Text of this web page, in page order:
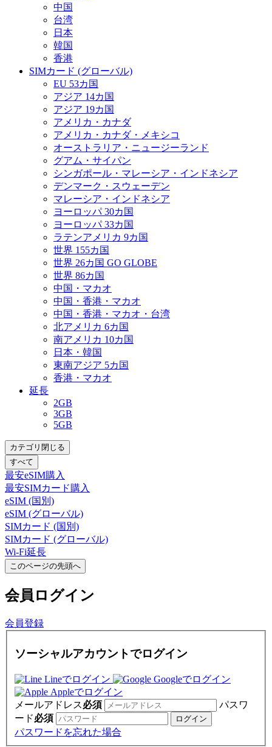
中国
台湾
日本
韓国
香港
SIMカード (グローバル)
EU 53カ国
アジア 14カ国
アジア 19カ国
アメリカ・カナダ
アメリカ・カナダ・メキシコ
オーストラリア・ニュージーランド
グアム・サイパン
シンガポール・マレーシア・インドネシア
デンマーク・スウェーデン
マレーシア・インドネシア
ヨーロッパ 30カ国
ヨーロッパ 33カ国
ラテンアメリカ 9カ国
世界 155カ国
世界 26カ国 GO GLOBE
世界 86カ国
中国・マカオ
中国・香港・マカオ
中国・香港・マカオ・台湾
北アメリカ 6カ国
南アメリカ 10カ国
日本・韓国
東南アジア 5カ国
香港・マカオ
延長
2GB
3GB
5GB
カテゴリ閉じる
すべて
最安eSIM購入
最安SIMカード購入
eSIM (国別)
eSIM (グローバル)
SIMカード (国別)
SIMカード (グローバル)
Wi-Fi延長
このページの先頭へ
会員 ログイン
会員登録
ソーシャルアカウントでログイン
Lineでログイン
Googleでログイン
Appleでログイン
メールアドレス必須
パスワ
ード必須
パスワードを忘れた場合